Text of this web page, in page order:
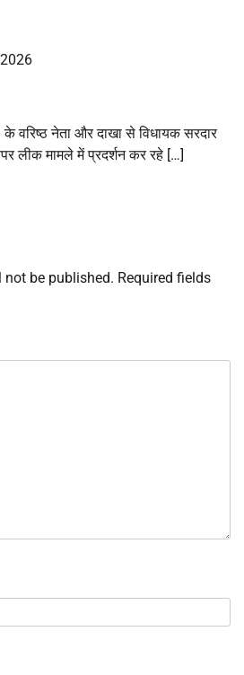
वरिष्ठ नेता और दाखा से विधायक सरदार
लीक मामले में प्रदर्शन कर रहे […]
be published. Required fields